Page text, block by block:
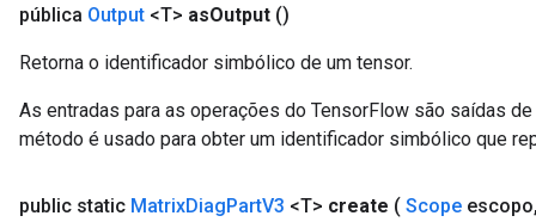
pública Output <T> asOutput ()
Retorna o identificador simbólico de um tensor.
As entradas para as operações do TensorFlow são saídas
método é usado para obter um identificador simbólico que
public static MatrixDiagPartV3 <T> create ( Scope escopo